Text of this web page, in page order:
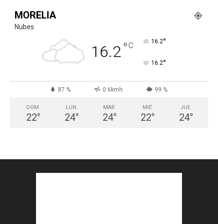
MORELIA
Nubes
16.2°C 16.2°
16.2°
87 % 0.6kmh 99 %
DOM
22°
LUN
24°
MAR
24°
MIÉ
22°
JUE
24°